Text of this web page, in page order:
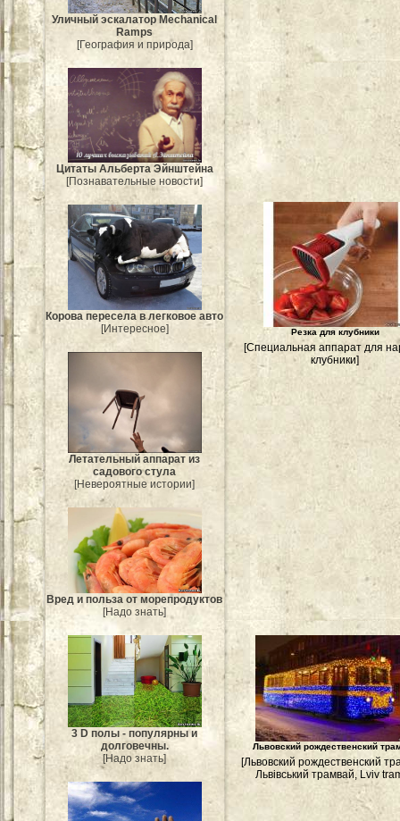
Уличный эскалатор Mechanical
Ramps
[География и природа]
Цитаты Альберта Эйнштейна
[Познавательные новости]
Корова пересела в легковое авто
[Интересное]
Летательный аппарат из
садового стула
[Невероятные истории]
Вред и польза от морепродуктов
[Надо знать]
3 D полы - популярны и
долговечны.
[Надо знать]
Резка для клубники
[Специальная аппарат для
клубники]
Львовский рождественский
[Львовский рождественский
Львівський трамвай, Lviv